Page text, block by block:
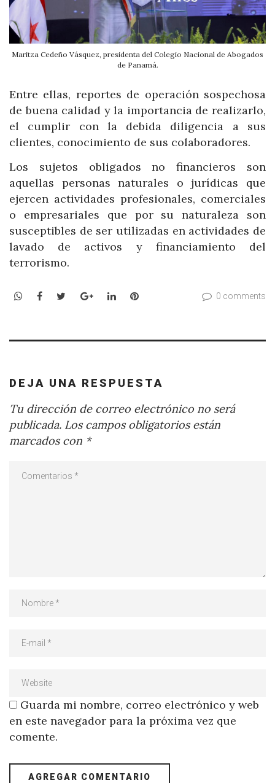
Maritza Cedeño Vásquez, presidenta del Colegio Nacional de Abogados
de Panamá.
Entre ellas, reportes de operación sospechosa
de buena calidad y la importancia de realizarlo,
el cumplir con la debida diligencia a sus
clientes, conocimiento de sus colaboradores.
Los sujetos obligados no financieros son
aquellas personas naturales o jurídicas que
ejercen actividades profesionales, comerciales
o empresariales que por su naturaleza son
susceptibles de ser utilizadas en actividades de
lavado de activos y financiamiento del
terrorismo.
WhatsApp
Facebook
TwitterGoogle+LinkedInPinterest 0 comments
DEJA UNA RESPUESTA
Tu dirección de correo electrónico no será
publicada. Los campos obligatorios están
marcados con *
Guarda mi nombre, correo electrónico y web
en este navegador para la próxima vez que
comente.